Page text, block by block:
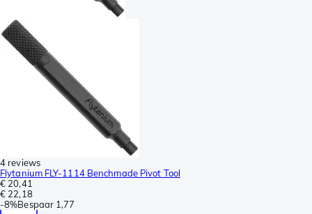
4 reviews
Flytanium FLY-1114 Benchmade Pivot Tool
€ 20,41
€ 22,18
-8%Bespaar 1,77